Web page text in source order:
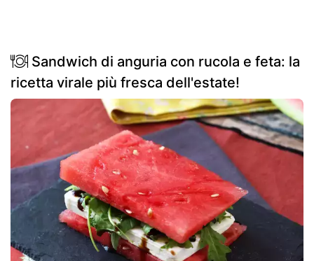
Sandwich di anguria con rucola e feta: la
ricetta virale più fresca dell'estate!